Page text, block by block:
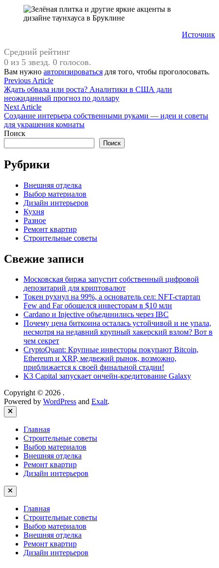
Источник
Средний рейтинг
0 из 5 звезд. 0 голосов.
Вам нужно авторизироваться для того, чтобы проголосовать.
Навигация
по
записям
Previous ArticlePrevious
article:
Ждать обвала или роста? Аналитики в США дали
неожиданный прогноз по доллару
Next ArticleNext
article:
Создание интерьера собственными руками — идеи и советы
для украшения комнаты
Поиск
Поиск
Рубрики
Внешняя отделка
Выбор материалов
Дизайн интерьеров
Кухня
Разное
Ремонт квартир
Строительные советы
Свежие записи
Московская биржа запустит собственный цифровой
депозитарий для криптовалют
Токен рухнул на 99%, а основатель сел: NFT-стартап
Few and Far обошелся инвесторам в $10 млн
Cardano и Injective объединились через IBC
Почему цена биткоина осталась устойчивой и не упала,
несмотря на недавний крупный хакерский взлом? Вот в
чем секрет
CryptoQuant: Крупные инвесторы покупают Bitcoin,
Ethereum и XRP, медвежий рынок, возможно,
приближается к своей финальной стадии!
K3 Capital запускает ончейн-кредитование Galaxy
Copyright © 2026 .
Powered by WordPress and Exalt.
Close
Главная
Строительные советы
Выбор материалов
Внешняя отделка
Ремонт квартир
Дизайн интерьеров
Главная
Строительные советы
Выбор материалов
Внешняя отделка
Ремонт квартир
Дизайн интерьеров